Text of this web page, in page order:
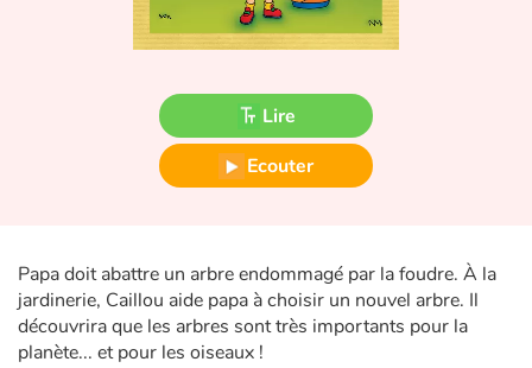
Fable, mythe, littérature et poésie
Ogres, monstres et sorcières
Les animaux
Lire
Ecouter
Papa doit abattre un arbre endommagé par la foudre. À la
jardinerie, Caillou aide papa à choisir un nouvel arbre. Il
découvrira que les arbres sont très importants pour la
planète... et pour les oiseaux !